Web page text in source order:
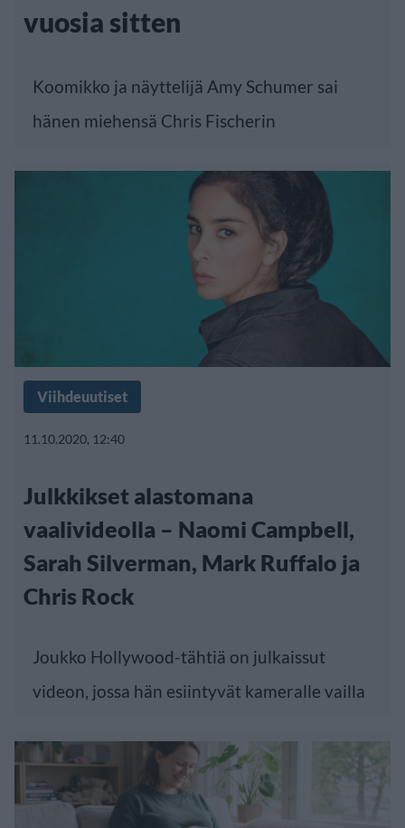
vuosia sitten
Koomikko ja näyttelijä Amy Schumer sai
hänen miehensä Chris Fischerin
Viihdeuutiset
11.10.2020, 12:40
Julkkikset alastomana
vaalivideolla – Naomi Campbell,
Sarah Silverman, Mark Ruffalo ja
Chris Rock
Joukko Hollywood-tähtiä on julkaissut
videon, jossa hän esiintyvät kameralle vailla